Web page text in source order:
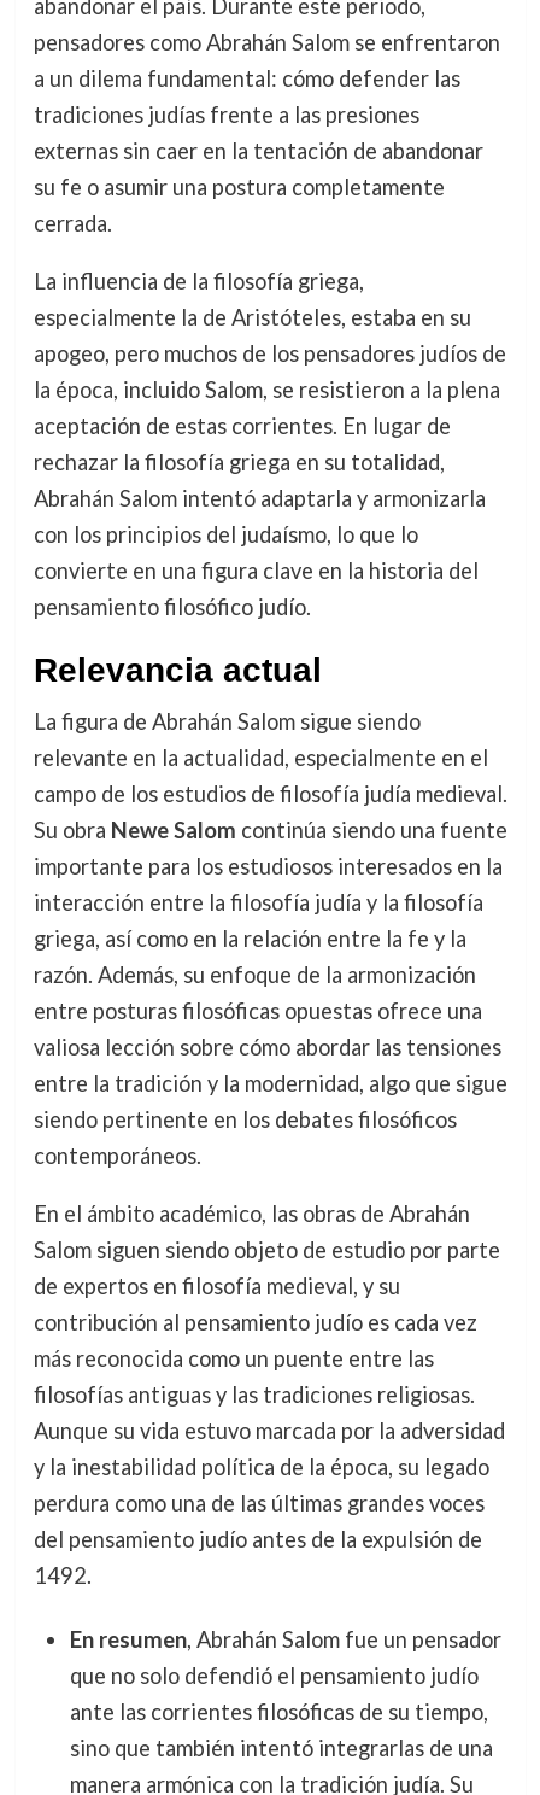
abandonar el país. Durante este periodo,
pensadores como Abrahán Salom se enfrentaron
a un dilema fundamental: cómo defender las
tradiciones judías frente a las presiones
externas sin caer en la tentación de abandonar
su fe o asumir una postura completamente
cerrada.
La influencia de la filosofía griega,
especialmente la de Aristóteles, estaba en su
apogeo, pero muchos de los pensadores judíos de
la época, incluido Salom, se resistieron a la plena
aceptación de estas corrientes. En lugar de
rechazar la filosofía griega en su totalidad,
Abrahán Salom intentó adaptarla y armonizarla
con los principios del judaísmo, lo que lo
convierte en una figura clave en la historia del
pensamiento filosófico judío.
Relevancia actual
La figura de Abrahán Salom sigue siendo
relevante en la actualidad, especialmente en el
campo de los estudios de filosofía judía medieval.
Su obra Newe Salom continúa siendo una fuente
importante para los estudiosos interesados en la
interacción entre la filosofía judía y la filosofía
griega, así como en la relación entre la fe y la
razón. Además, su enfoque de la armonización
entre posturas filosóficas opuestas ofrece una
valiosa lección sobre cómo abordar las tensiones
entre la tradición y la modernidad, algo que sigue
siendo pertinente en los debates filosóficos
contemporáneos.
En el ámbito académico, las obras de Abrahán
Salom siguen siendo objeto de estudio por parte
de expertos en filosofía medieval, y su
contribución al pensamiento judío es cada vez
más reconocida como un puente entre las
filosofías antiguas y las tradiciones religiosas.
Aunque su vida estuvo marcada por la adversidad
y la inestabilidad política de la época, su legado
perdura como una de las últimas grandes voces
del pensamiento judío antes de la expulsión de
1492.
En resumen, Abrahán Salom fue un pensador
que no solo defendió el pensamiento judío
ante las corrientes filosóficas de su tiempo,
sino que también intentó integrarlas de una
manera armónica con la tradición judía. Su